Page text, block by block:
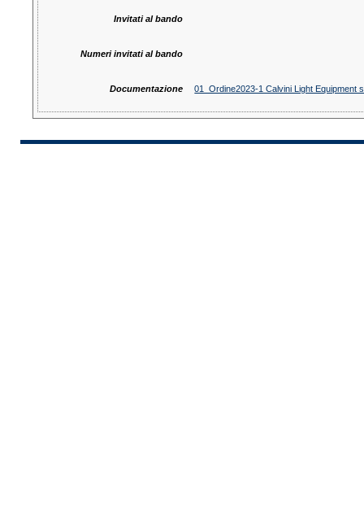
Invitati al bando
Numeri invitati al bando
Documentazione 01_Ordine2023-1 Calvini Light Equipment